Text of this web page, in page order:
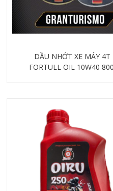
DẦU NHỚT XE MÁY 4T
FORTULL OIL 10W40